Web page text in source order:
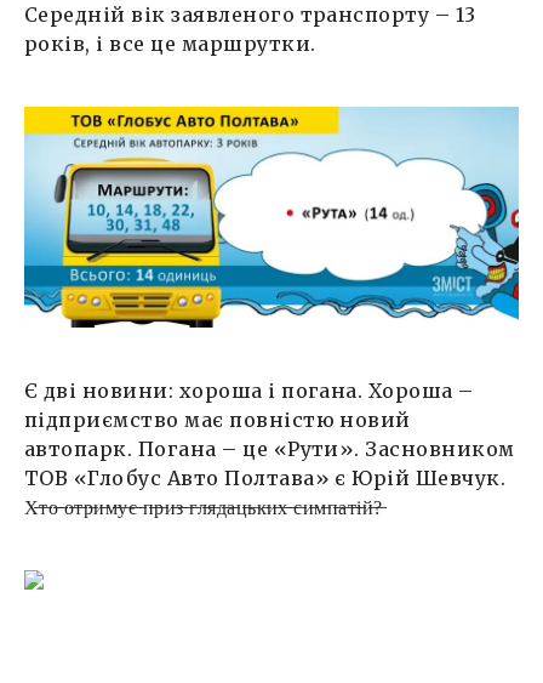
Середній вік заявленого транспорту – 13
років, і все це маршрутки.
Є дві новини: хороша і погана. Хороша –
підприємство має повністю новий
автопарк. Погана – це «Рути». Засновником
ТОВ «Глобус Авто Полтава» є Юрій Шевчук.
Х̶т̶о̶ ̶о̶т̶р̶и̶м̶у̶є̶ ̶п̶р̶и̶з̶ ̶г̶л̶я̶д̶а̶ц̶ь̶к̶и̶х̶ ̶с̶и̶м̶п̶а̶т̶і̶й̶?̶